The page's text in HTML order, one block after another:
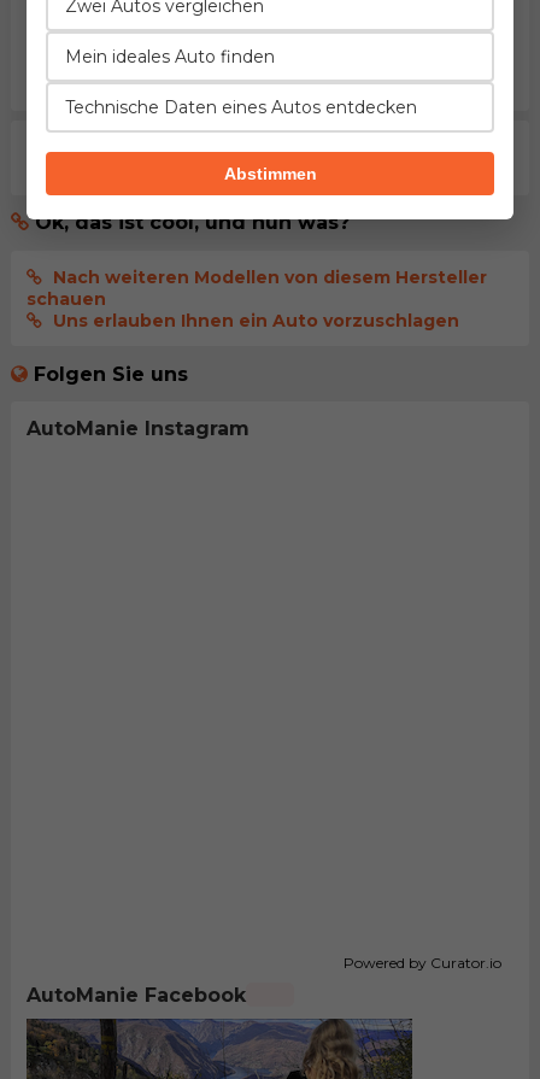
melden Sie sich an, damit Ihr Kommentar
veröffentlicht wird
Aktuell gibt es noch keine Kommentare. Seien sie der
erste der dies kommentiert.
Ok, das ist cool, und nun was?
Nach weiteren Modellen von diesem Hersteller
schauen
Uns erlauben Ihnen ein Auto vorzuschlagen
Folgen Sie uns
AutoManie Instagram
Powered by Curator.io
AutoManie Facebook
Zwei Autos vergleichen
Mein ideales Auto finden
Technische Daten eines Autos entdecken
Abstimmen